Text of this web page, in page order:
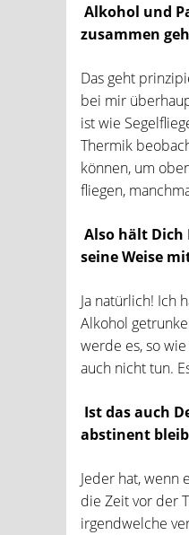
Alkohol und
zusammen
Das geht
bei mir
ist wie
Thermik
können, um
fliegen,
Also hält Dich
seine Weise
Ja natürlich! Ich
Alkohol
werde es, so
auch nicht tun.
Ist das auch
abstinent
Jeder hat, wenn
die Zeit vor der
irgendwelche